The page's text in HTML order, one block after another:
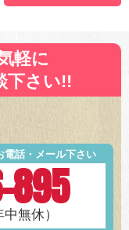
軽に
下さい!!
電話・メール下さい
895
無休）